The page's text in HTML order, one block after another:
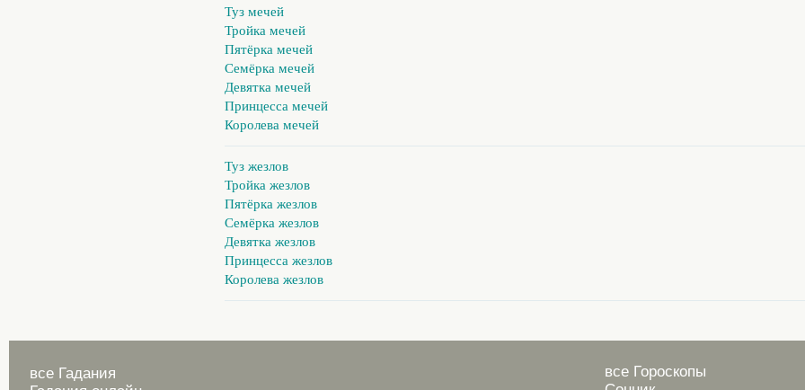
Туз мечей
Тройка мечей
Пятёрка мечей
Семёрка мечей
Девятка мечей
Принцесса мечей
Королева мечей
Туз жезлов
Тройка жезлов
Пятёрка жезлов
Семёрка жезлов
Девятка жезлов
Принцесса жезлов
Королева жезлов
все Гадания
все Гороскопы